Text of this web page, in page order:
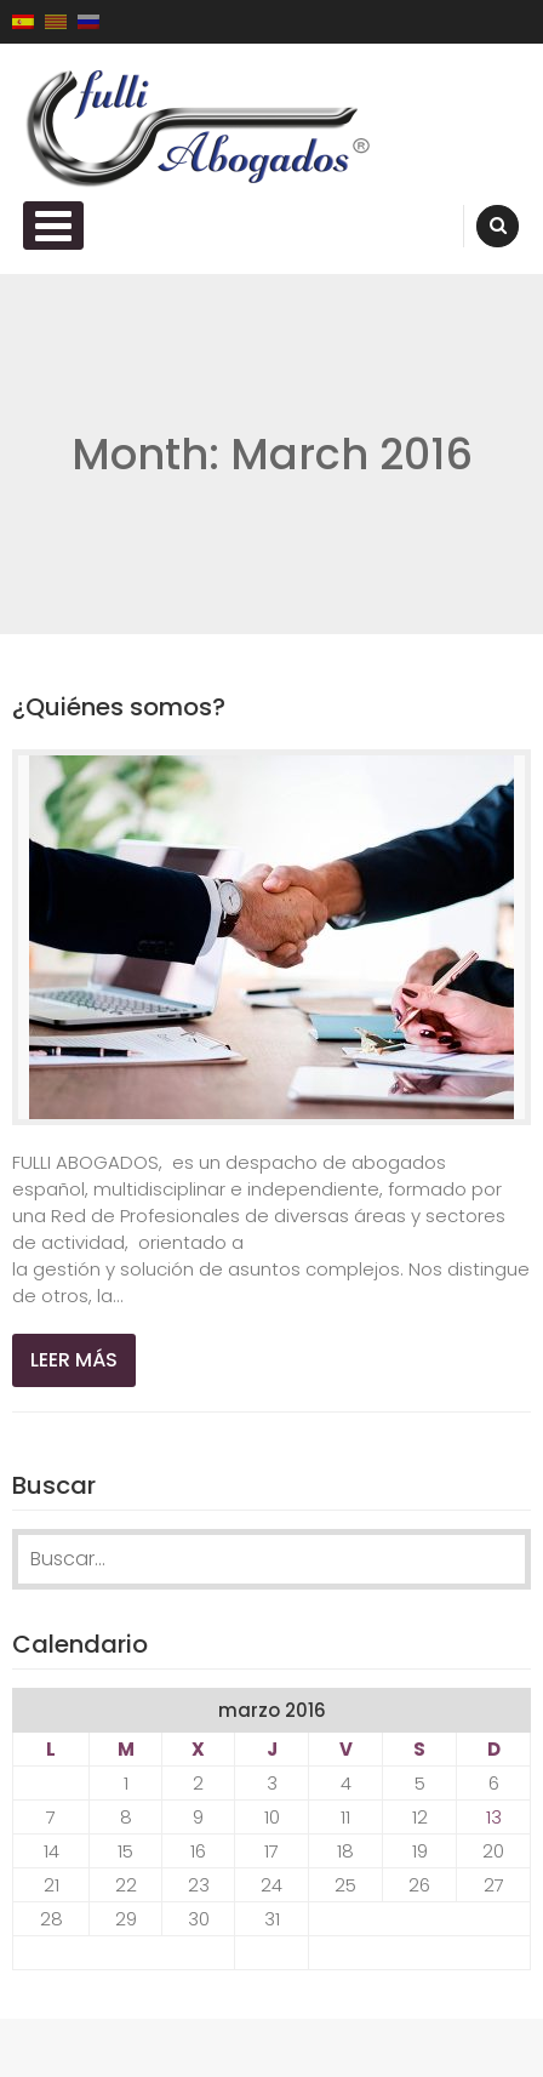
Skip to content
Fulli Abogados ®
Month: March 2016
¿Quiénes somos?
FULLI ABOGADOS, es un despacho de abogados
español, multidisciplinar e independiente, formado por
una Red de Profesionales de diversas áreas y sectores
de actividad, orientado a
la gestión y solución de asuntos complejos. Nos distingue
de otros, la...
LEER MÁS
Buscar
Calendario
marzo 2016
L
M X J V S
D
1
2 3 4 5
6
7
8 9 10 11 12
13
14
15 16 17 18 19
20
21
22 23 24 25 26
27
28
29 30 31